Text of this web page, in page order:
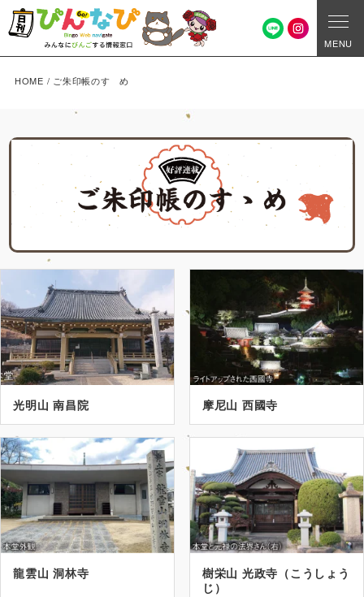
MENU
HOME / ご朱印帳のすゝめ
光明山 南昌院 摩尼山 西國寺
龍雲山 洞林寺
樹栄山 光政寺（こうしょう
じ）